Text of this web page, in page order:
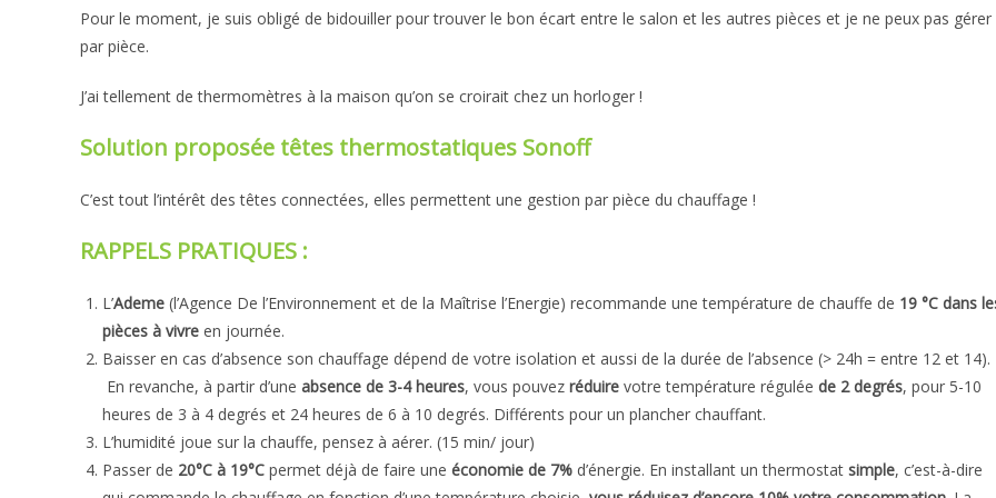
Pour le moment, je suis obligé de bidouiller pour trouver le bon écart entre le salon et les autres pièces et je ne peux pas gérer
par pièce.
J’ai tellement de thermomètres à la maison qu’on se croirait chez un horloger !
Solution proposée têtes thermostatiques Sonoff
C’est tout l’intérêt des têtes connectées, elles permettent une gestion par pièce du chauffage !
RAPPELS PRATIQUES :
L’Ademe (l’Agence De l’Environnement et de la Maîtrise l’Energie) recommande une température de chauffe de 19 °C dans
pièces à vivre en journée.
Baisser en cas d’absence son chauffage dépend de votre isolation et aussi de la durée de l’absence (> 24h = entre 12 et 14).
En revanche, à partir d’une absence de 3-4 heures, vous pouvez réduire votre température régulée de 2 degrés, pour 5-10
heures de 3 à 4 degrés et 24 heures de 6 à 10 degrés. Différents pour un plancher chauffant.
L’humidité joue sur la chauffe, pensez à aérer. (15 min/ jour)
Passer de 20°C à 19°C permet déjà de faire une économie de 7% d’énergie. En installant un thermostat simple, c’est-à-dire